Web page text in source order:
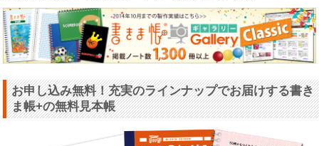
お申し込み無料！充実のラインナップでお届けする書き
ま帳+の無料見本帳